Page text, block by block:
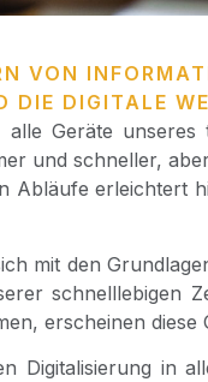
VON
DIE DIGITALE
alle Gerä­te
und schnel­ler,
Abläu­fe erleich­tert
mit den
schnell­le­bi­gen
erschei­nen die­se
Digi­ta­li­sie­rung in